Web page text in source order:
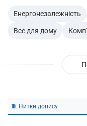
Енергонезалежність
Все для дому
🧵 Нитки допису